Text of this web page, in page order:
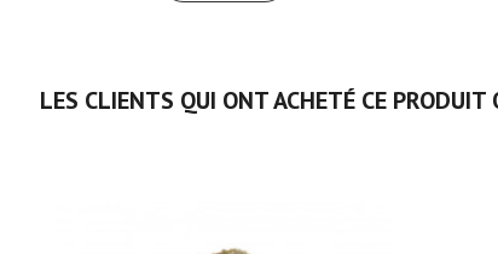
LES CLIENTS QUI ONT ACHETÉ CE